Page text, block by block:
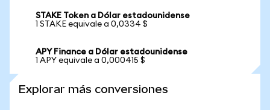
STAKE Token a Dólar estadounidense
1 STAKE equivale a 0,0334 $
APY Finance a Dólar estadounidense
1 APY equivale a 0,000415 $
Explorar más conversiones